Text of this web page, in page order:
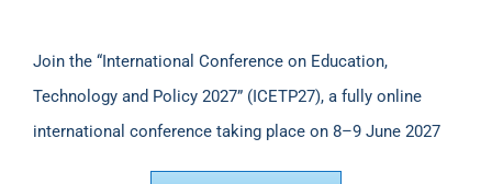
Join the “International Conference on Education,
Technology and Policy 2027” (ICETP27), a fully online
international conference taking place on 8–9 June 2027